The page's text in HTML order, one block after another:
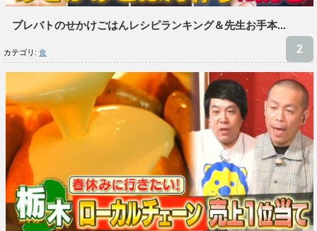
プレバトのせかけごはんレシピランキング＆先生お手本...
カテゴリ: 食